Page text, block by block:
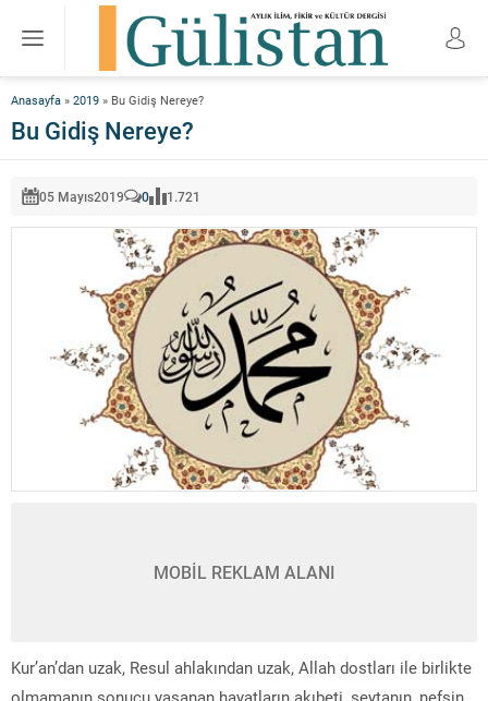
Anasayfa » 2019 » Bu Gidiş Nereye?
Bu Gidiş Nereye?
05 Mayıs2019 0 1.721
MOBİL REKLAM ALANI
Kur’an’dan uzak, Resul ahlakından uzak, Allah dostları ile birlikte
olmamanın sonucu yaşanan hayatların akıbeti, şeytanın, nefsin